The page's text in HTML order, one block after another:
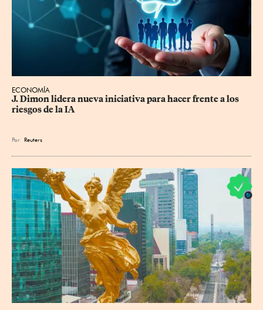
ECONOMÍA
J. Dimon lidera nueva iniciativa para hacer frente a los
riesgos de la IA
Por Reuters